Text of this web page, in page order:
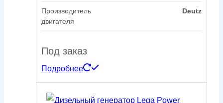
Производитель
двигателя
Deutz
Под заказ
Подробнее